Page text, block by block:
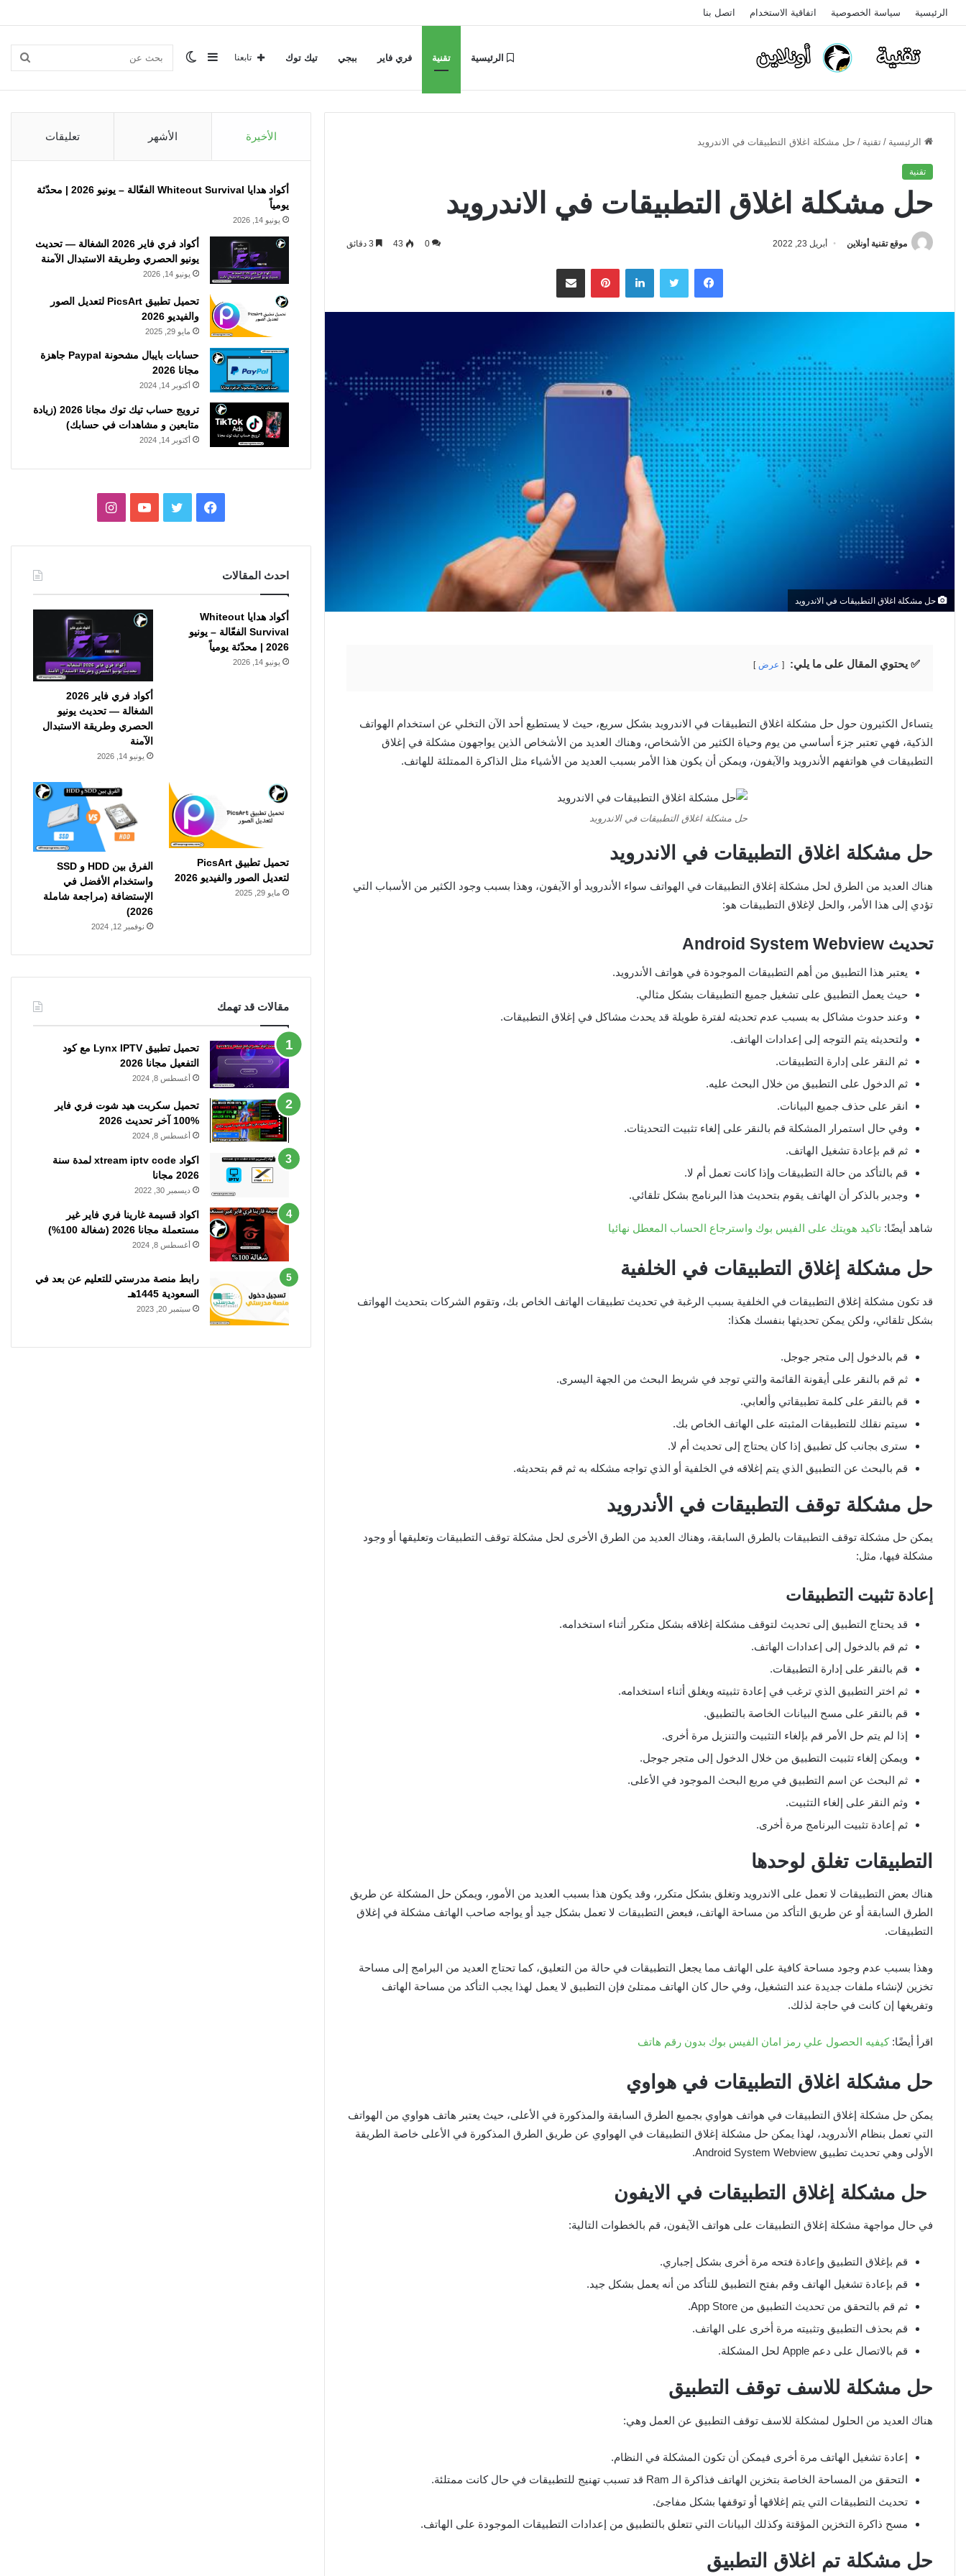
الرئيسية سياسة الخصوصية اتفاقية الاستخدام اتصل بنا
الرئيسية تقنية فري فاير ببجي تيك توك بحث الوضعإضافة
جانبي
تابعنا
الرئيسية / تقنية / حل مشكلة اغلاق التطبيقات في الاندرويد
تقنية
حل مشكلة اغلاق التطبيقات في الاندرويد
موقع تقنية أونلاين أبريل 23, 2022 0
43
فيسبوك تويتر لينكدإن بينتيريستمشاركة عبر البريد
حل مشكلة اغلاق التطبيقات في الاندرويد
✅ يحتوي المقال على ما يلي: عرض
يتساءل الكثيرون حول حل مشكلة اغلاق التطبيقات في الاندرويد بشكل سريع، حيث لا يستطيع أحد الآن التخلي عن استخدام الهواتف
الذكية، فهي تعتبر جزء أساسي من يوم وحياة الكثير من الأشخاص، وهناك العديد من الأشخاص الذين يواجهون مشكلة في إغلاق
التطبيقات في هواتفهم الأندرويد والآيفون، ويمكن أن يكون هذا الأمر بسبب العديد من الأشياء مثل الذاكرة الممتلئة للهاتف.
حل مشكلة اغلاق التطبيقات في الاندرويد
حل مشكلة اغلاق التطبيقات في الاندرويد
هناك العديد من الطرق لحل مشكلة إغلاق التطبيقات في الهواتف سواء الأندرويد أو الآيفون، وهذا بسبب وجود الكثير من الأسباب التي
تؤدي إلى هذا الأمر، والحل لإغلاق التطبيقات هو:
تحديث Android System Webview
يعتبر هذا التطبيق من أهم التطبيقات الموجودة في هواتف الأندرويد.
حيث يعمل التطبيق على تشغيل جميع التطبيقات بشكل مثالي.
وعند حدوث مشاكل به بسبب عدم تحديثه لفترة طويلة قد يحدث مشاكل في إغلاق التطبيقات.
ولتحديثه يتم التوجه إلى إعدادات الهاتف.
ثم النقر على إدارة التطبيقات.
ثم الدخول على التطبيق من خلال البحث عليه.
انقر على حذف جميع البيانات.
وفي حال استمرار المشكلة قم بالنقر على إلغاء تثبيت التحديثات.
ثم قم بإعادة تشغيل الهاتف.
قم بالتأكد من حالة التطبيقات وإذا كانت تعمل أم لا.
وجدير بالذكر أن الهاتف يقوم بتحديث هذا البرنامج بشكل تلقائي.
شاهد أيضًا: تاكيد هويتك على الفيس بوك واسترجاع الحساب المعطل نهائيا
حل مشكلة إغلاق التطبيقات في الخلفية
قد تكون مشكلة إغلاق التطبيقات في الخلفية بسبب الرغبة في تحديث تطبيقات الهاتف الخاص بك، وتقوم الشركات بتحديث الهواتف
بشكل تلقائي، ولكن يمكن تحديثها بنفسك هكذا:
قم بالدخول إلى متجر جوجل.
ثم قم بالنقر على أيقونة القائمة والتي توجد في شريط البحث من الجهة اليسرى.
قم بالنقر على كلمة تطبيقاتي وألعابي.
سيتم نقلك للتطبيقات المثبته على الهاتف الخاص بك.
سترى بجانب كل تطبيق إذا كان يحتاج إلى تحديث أم لا.
قم بالبحث عن التطبيق الذي يتم إغلاقه في الخلفية أو الذي تواجه مشكله به ثم قم بتحديثه.
حل مشكلة توقف التطبيقات في الأندرويد
يمكن حل مشكلة توقف التطبيقات بالطرق السابقة، وهناك العديد من الطرق الأخرى لحل مشكلة توقف التطبيقات وتعليقها أو وجود
مشكلة فيها، مثل:
إعادة تثبيت التطبيقات
قد يحتاج التطبيق إلى تحديث لتوقف مشكلة إغلاقه بشكل متكرر أثناء استخدامه.
ثم قم بالدخول إلى إعدادات الهاتف.
قم بالنقر على إدارة التطبيقات.
ثم اختر التطبيق الذي ترغب في إعادة تثبيته ويغلق أثناء استخدامه.
قم بالنقر على مسح البيانات الخاصة بالتطبيق.
إذا لم يتم حل الأمر قم بإلغاء التثبيت والتنزيل مرة أخرى.
ويمكن إلغاء تثبيت التطبيق من خلال الدخول إلى متجر جوجل.
ثم البحث عن اسم التطبيق في مربع البحث الموجود في الأعلى.
وثم النقر على إلغاء التثبيت.
ثم إعادة تثبيت البرنامج مرة أخرى.
التطبيقات تغلق لوحدها
هناك بعض التطبيقات لا تعمل على الاندرويد وتغلق بشكل متكرر، وقد يكون هذا بسبب العديد من الأمور، ويمكن حل المشكلة عن طريق
الطرق السابقة أو عن طريق التأكد من مساحة الهاتف، فبعض التطبيقات لا تعمل بشكل جيد أو يواجه صاحب الهاتف مشكلة في إغلاق
التطبيقات.
وهذا بسبب عدم وجود مساحة كافية على الهاتف مما يجعل التطبيقات في حالة من التعليق، كما تحتاج العديد من البرامج إلى مساحة
تخزين لإنشاء ملفات جديدة عند التشغيل، وفي حال كان الهاتف ممتلئ فإن التطبيق لا يعمل لهذا يجب التأكد من مساحة الهاتف
وتفريغها إن كانت في حاجة لذلك.
اقرأ أيضًا:كيفيه الحصول علي رمز امان الفيس بوك بدون رقم هاتف
حل مشكلة اغلاق التطبيقات في هواوي
يمكن حل مشكلة إغلاق التطبيقات في هواتف هواوي بجميع الطرق السابقة والمذكورة في الأعلى، حيث يعتبر هاتف هواوي من الهواتف
التي تعمل بنظام الأندرويد، لهذا يمكن حل مشكلة إغلاق التطبيقات في الهواوي عن طريق الطرق المذكورة في الأعلى خاصة الطريقة
الأولى وهي تحديث تطبيق Android System Webview.
حل مشكلة إغلاق التطبيقات في الايفون
في حال مواجهة مشكلة إغلاق التطبيقات على هواتف الآيفون، قم بالخطوات التالية:
قم بإغلاق التطبيق وإعادة فتحه مرة أخرى بشكل إجباري.
قم بإعادة تشغيل الهاتف وقم بفتح التطبيق للتأكد من أنه يعمل بشكل جيد.
ثم قم بالتحقق من تحديث التطبيق من App Store.
قم بحذف التطبيق وتثبيته مرة أخرى على الهاتف.
قم بالاتصال على دعم Apple لحل المشكلة.
حل مشكلة للاسف توقف التطبيق
هناك العديد من الحلول لمشكلة للاسف توقف التطبيق عن العمل وهي:
إعادة تشغيل الهاتف مرة أخرى فيمكن أن تكون المشكلة في النظام.
التحقق من المساحة الخاصة بتخزين الهاتف فذاكرة الـ Ram قد تسبب تهنيج للتطبيقات في حال كانت ممتلئة.
تحديث التطبيقات التي يتم إغلاقها أو توقفها بشكل مفاجئ.
مسح ذاكرة التخزين المؤقتة وكذلك البيانات التي تتعلق بالتطبيق من إعدادات التطبيقات الموجودة على الهاتف.
حل مشكلة تم اغلاق التطبيق
الأخيرة الأشهر تعليقات
أكواد هدايا Whiteout Survival الفعّالة – يونيو 2026 | محدّثة
يومياً
يونيو 14, 2026
أكواد فري فاير 2026 الشغالة — تحديث
يونيو الحصري وطريقة الاستبدال الآمنة
يونيو 14, 2026
تحميل تطبيق PicsArt لتعديل الصور
والفيديو 2026
مايو 29, 2025
حسابات بايبال مشحونة Paypal جاهزة
مجانا 2026
أكتوبر 14, 2024
ترويج حساب تيك توك مجانا 2026 (زيادة
متابعين و مشاهدات في حسابك)
أكتوبر 14, 2024
فيسبوكتويتر يوتيوبانستقرام
احدث المقالات
أكواد هدايا Whiteout
Survival الفعّالة – يونيو
2026 | محدّثة يومياً
يونيو 14, 2026
أكواد فري فاير 2026
الشغالة — تحديث يونيو
الحصري وطريقة الاستبدال
الآمنة
يونيو 14, 2026
تحميل تطبيق PicsArt
لتعديل الصور والفيديو 2026
مايو 29, 2025
الفرق بين HDD و SSD
واستخدام الأفضل في
الإستضافة (مراجعة شاملة
2026)
نوفمبر 12, 2024
مقالات قد تهمك
تحميل تطبيق Lynx IPTV مع كود
التفعيل مجانا 2026
أغسطس 8, 2024
تحميل سكربت هيد شوت فري فاير
%100 آخر تحديث 2026
أغسطس 8, 2024
اكواد xtream iptv code لمدة سنة
2026 مجانا
ديسمبر 30, 2022
اكواد قسيمة غارينا فري فاير غير
مستعملة مجانا 2026 (شغالة 100%)
أغسطس 8, 2024
رابط منصة مدرستي للتعليم عن بعد في
السعودية 1445هـ
سبتمبر 20, 2023